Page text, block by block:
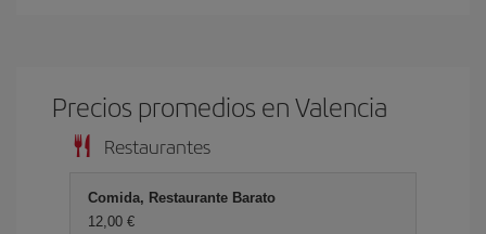
Precios promedios en Valencia
Restaurantes
Comida, Restaurante Barato
12,00 €